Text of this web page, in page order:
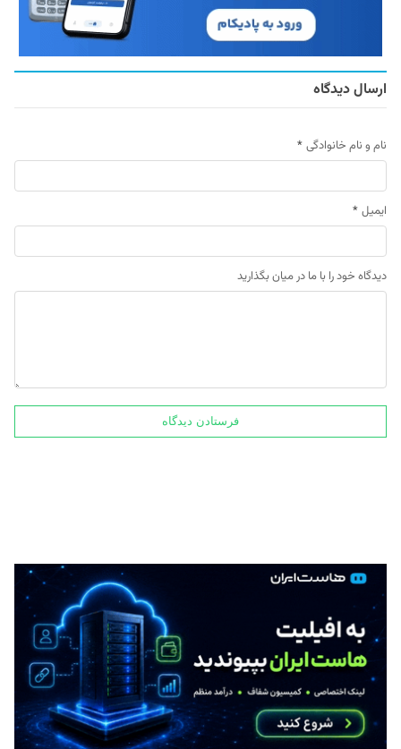
ارسال دیدگاه
نام و نام خانوادگی *
ایمیل *
دیدگاه خود را با ما در میان بگذارید